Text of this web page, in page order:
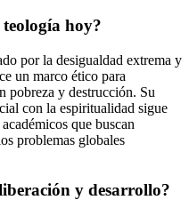
teología hoy?
por la desigualdad extrema y
un marco ético para
pobreza y destrucción. Su
con la espiritualidad sigue
que buscan
problemas globales
y desarrollo?